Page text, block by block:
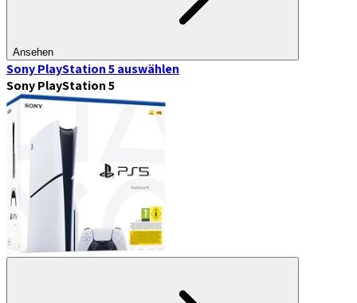
Ansehen
Sony PlayStation 5auswählen
Sony PlayStation 5